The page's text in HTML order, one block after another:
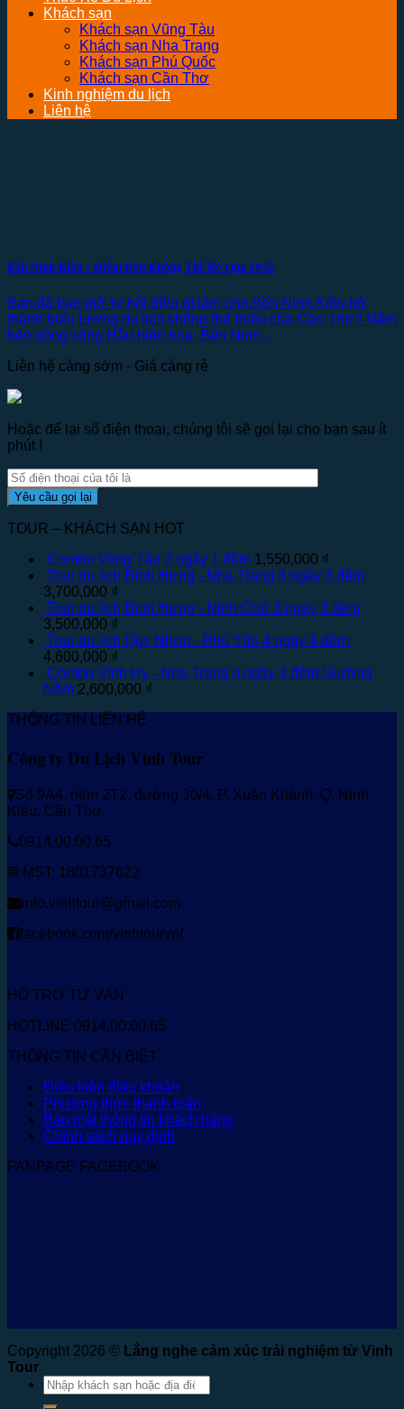
Khách sạn
Khách sạn Vũng Tàu
Khách sạn Nha Trang
Khách sạn Phú Quốc
Khách sạn Cần Thơ
Kinh nghiệm du lịch
Liên hệ
Bến Ninh Kiều – Điểm Đến Không Thể Bỏ Qua 2025
Bạn đã bao giờ tự hỏi điều gì làm cho Bến Ninh Kiều trở
thành biểu tượng du lịch không thể thiếu của Cần Thơ? Nằm
bên dòng sông Hậu hiền hòa, Bến Ninh...
Liên hệ càng sớm - Giá càng rẻ
Hoặc để lại số điện thoại, chúng tôi sẽ gọi lại cho bạn sau ít
phút !
TOUR – KHÁCH SẠN HOT
Combo Vũng Tàu 2 ngày 1 đêm 1,550,000 ₫
Tour du lịch Bình Hưng - Nha Trang 3 ngày 3 đêm
3,700,000 ₫
Tour du lịch Bình Hưng - Ninh Chữ 3 ngày 3 đêm
3,500,000 ₫
Tour du lịch Quy Nhơn - Phú Yên 4 ngày 4 đêm
4,600,000 ₫
Combo Vĩnh Hy - Nha Trang 3 ngày 3 đêm Giường
Nằm 2,600,000 ₫
THÔNG TIN LIÊN HỆ
Công ty Du Lịch Vinh Tour
Số 9A4, hẻm 2T2, đường 30/4, P. Xuân Khánh, Q. Ninh
Kiều, Cần Thơ
0914.00.00.65
MST: 1801737622
info.vinhtour@gmail.com
facebook.com/vinhtourvn/
HỖ TRỢ TƯ VẤN
HOTLINE 0914.00.00.65
THÔNG TIN CẦN BIẾT
Điều kiện điều khoản
Phương thức thanh toán
Bảo mật thông tin khách hàng
Chính sách quy định
FANPAGE FACEBOOK
Copyright 2026 © Lắng nghe cảm xúc trải nghiệm từ Vinh
Tour
Tìm
kiếm: